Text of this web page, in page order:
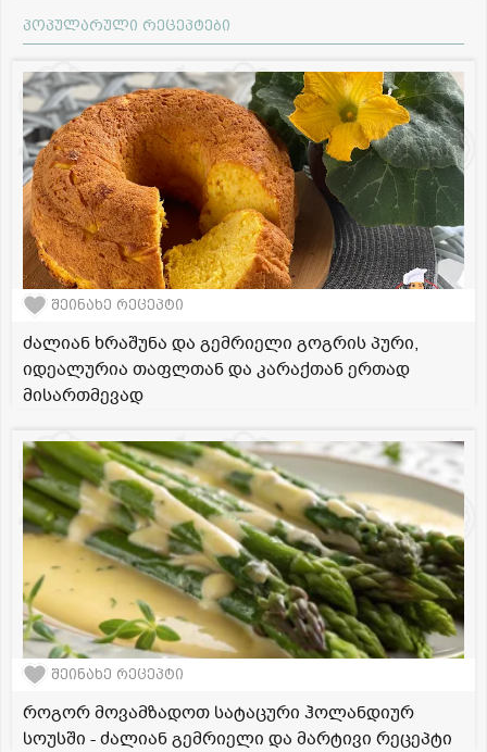
პოპულარული რეცეპტები
შეინახე რეცეპტი
ძალიან ხრაშუნა და გემრიელი გოგრის პური,
იდეალურია თაფლთან და კარაქთან ერთად
მისართმევად
შეინახე რეცეპტი
როგორ მოვამზადოთ სატაცური ჰოლანდიურ
სოუსში - ძალიან გემრიელი და მარტივი რეცეპტი